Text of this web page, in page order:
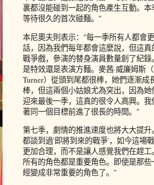
裏都沒能碰到一起的角色產生互動。
等待很久的首次碰麵。"
本尼奧夫則表示："每一季所有人都會
話，因為我們每年都會這麼說，但這
戰爭戲，參演的替身演員數量創了紀
是特效還是表演方麵。麥茜·威廉姆斯
Turner）從頭到尾都很棒，她們逐漸
棒，但這兩個小姑娘尤為突出，因為
迎來最後一季，這真的很令人高興。
著同一個目標前進了很長的時間。"
第七季，劇情的推進速度也將大大提
都談到過'即將到來的戰爭'，如今這場
更加合理，而不是讓人感覺我們在趕
所有的角色都是重要角色。即使是那
經變成非常重要的角色了。"